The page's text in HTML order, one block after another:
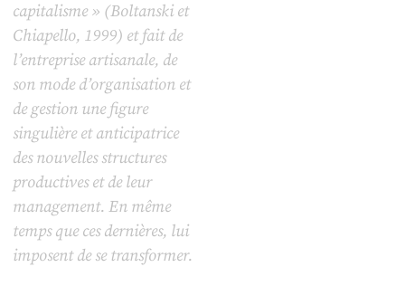
capitalisme » (Boltanski et
Chiapello, 1999) et fait de
l’entreprise artisanale, de
son mode d’organisation et
de gestion une figure
singulière et anticipatrice
des nouvelles structures
productives et de leur
management. En même
temps que ces dernières, lui
imposent de se transformer.